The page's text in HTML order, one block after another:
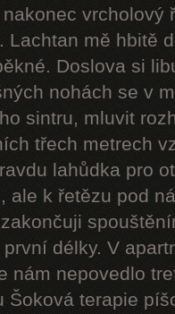
vrcholový
Lachtan mě hbitě
Doslova si
nohách se v
sintru, mluvit
třech metrech
lahůdka pro
ale k řetězu pod
první délky. V
nám nepovedlo
Šoková terapie